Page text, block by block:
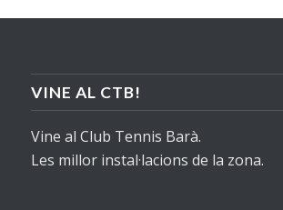
VINE AL CTB!
Vine al Club Tennis Barà.
Les millor instal·lacions de la zona.